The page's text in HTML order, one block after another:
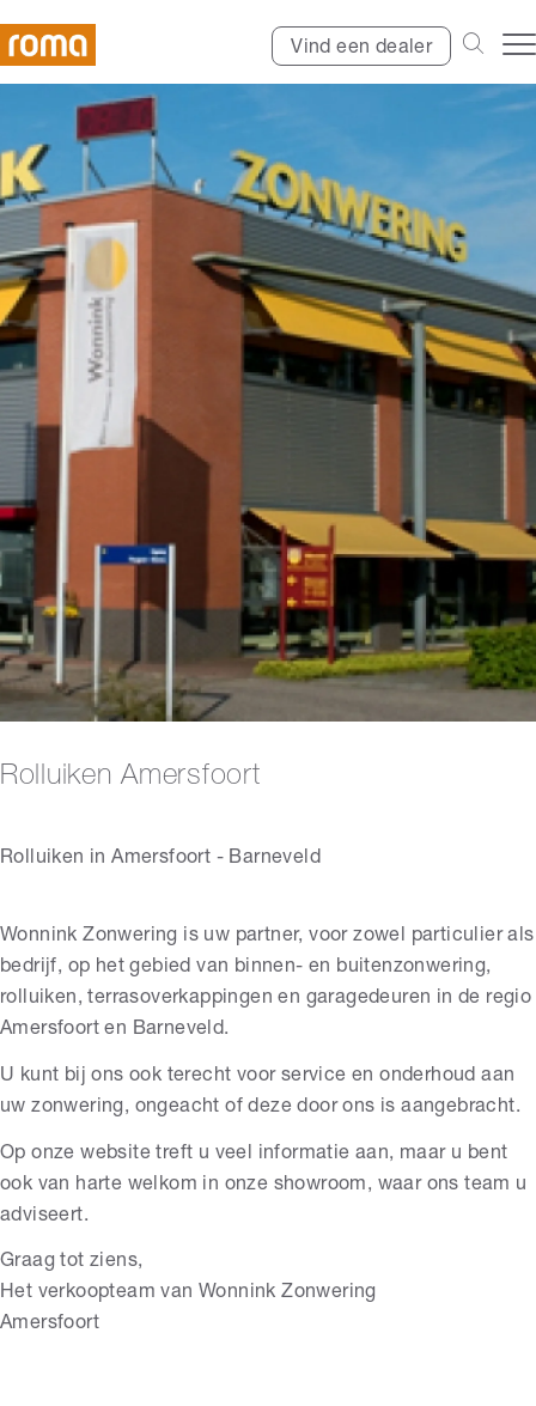
Vind een dealer
Rolluiken Amersfoort
Rolluiken in Amersfoort - Barneveld
Wonnink Zonwering is uw partner, voor zowel particulier als
bedrijf, op het gebied van binnen- en buitenzonwering,
rolluiken, terrasoverkappingen en garagedeuren in de regio
Amersfoort en Barneveld.
U kunt bij ons ook terecht voor service en onderhoud aan
uw zonwering, ongeacht of deze door ons is aangebracht.
Op onze website treft u veel informatie aan, maar u bent
ook van harte welkom in onze showroom, waar ons team u
adviseert.
Graag tot ziens,
Het verkoopteam van Wonnink Zonwering
Amersfoort